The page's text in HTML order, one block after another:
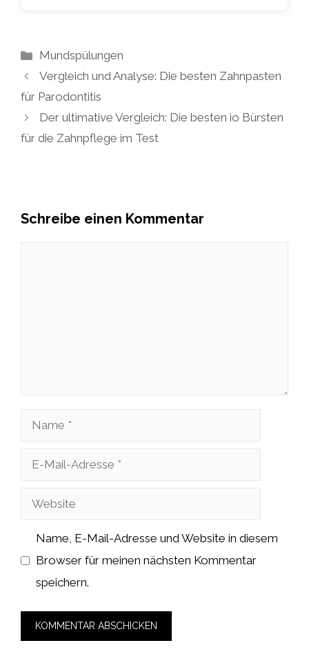
Kategorien
Mundspülungen
Vergleich und Analyse: Die besten Zahnpasten
für Parodontitis
Der ultimative Vergleich: Die besten io Bürsten
für die Zahnpflege im Test
Schreibe einen Kommentar
Name
Adresse
Website
Name, E-Mail-Adresse und Website in diesem
Browser für meinen nächsten Kommentar
speichern.